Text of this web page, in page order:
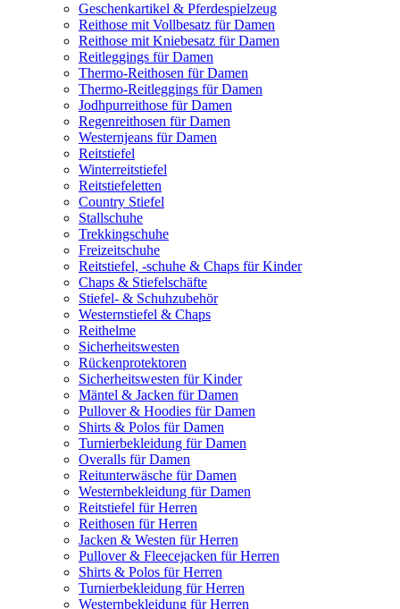
Geschenkartikel & Pferdespielzeug
Reithose mit Vollbesatz für Damen
Reithose mit Kniebesatz für Damen
Reitleggings für Damen
Thermo-Reithosen für Damen
Thermo-Reitleggings für Damen
Jodhpurreithose für Damen
Regenreithosen für Damen
Westernjeans für Damen
Reitstiefel
Winterreitstiefel
Reitstiefeletten
Country Stiefel
Stallschuhe
Trekkingschuhe
Freizeitschuhe
Reitstiefel, -schuhe & Chaps für Kinder
Chaps & Stiefelschäfte
Stiefel- & Schuhzubehör
Westernstiefel & Chaps
Reithelme
Sicherheitswesten
Rückenprotektoren
Sicherheitswesten für Kinder
Mäntel & Jacken für Damen
Pullover & Hoodies für Damen
Shirts & Polos für Damen
Turnierbekleidung für Damen
Overalls für Damen
Reitunterwäsche für Damen
Westernbekleidung für Damen
Reitstiefel für Herren
Reithosen für Herren
Jacken & Westen für Herren
Pullover & Fleecejacken für Herren
Shirts & Polos für Herren
Turnierbekleidung für Herren
Westernbekleidung für Herren